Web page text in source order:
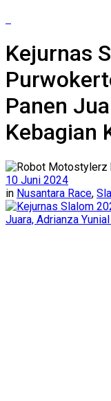
Kejurnas
Panen
Kebagian
10 Juni 2024
in Nusantara Race,